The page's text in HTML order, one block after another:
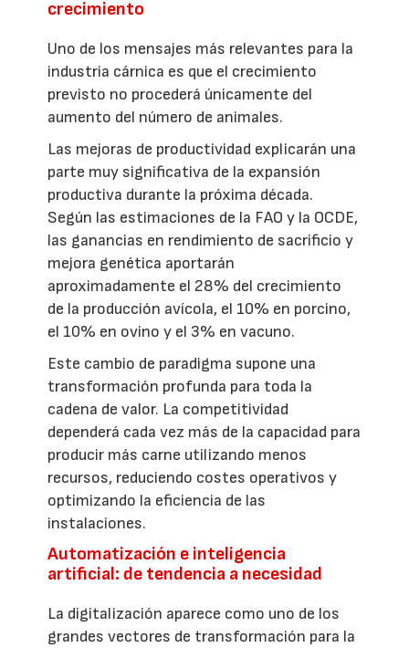
crecimiento
Uno de los mensajes más relevantes para la
industria cárnica es que el crecimiento
previsto no procederá únicamente del
aumento del número de animales.
Las mejoras de productividad explicarán una
parte muy significativa de la expansión
productiva durante la próxima década.
Según las estimaciones de la FAO y la OCDE,
las ganancias en rendimiento de sacrificio y
mejora genética aportarán
aproximadamente el 28% del crecimiento
de la producción avícola, el 10% en porcino,
el 10% en ovino y el 3% en vacuno.
Este cambio de paradigma supone una
transformación profunda para toda la
cadena de valor. La competitividad
dependerá cada vez más de la capacidad para
producir más carne utilizando menos
recursos, reduciendo costes operativos y
optimizando la eficiencia de las
instalaciones.
Automatización e inteligencia
artificial: de tendencia a necesidad
La digitalización aparece como uno de los
grandes vectores de transformación para la